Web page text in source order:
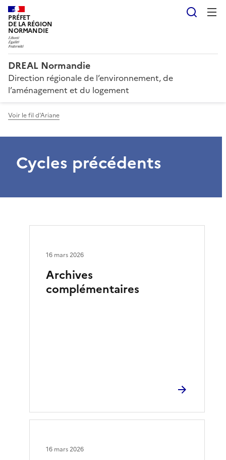
PRÉFET
DE LA RÉGION
NORMANDIE
DREAL Normandie
Direction régionale de l’environnement, de
l’aménagement et du logement
Voir le fil d'Ariane
Cycles précédents
Archives
complémentaires
16 mars 2026
16 mars 2026